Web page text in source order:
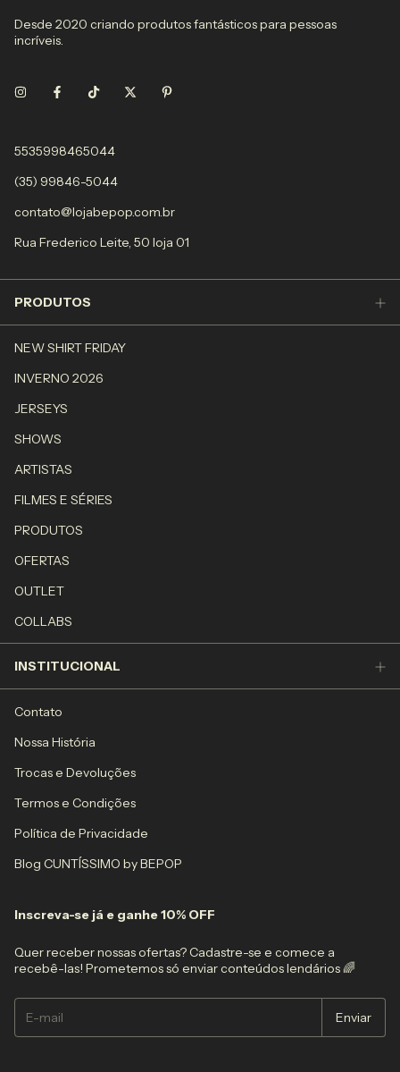
Desde 2020 criando produtos fantásticos para pessoas
incríveis.
5535998465044
(35) 99846-5044
contato@lojabepop.com.br
Rua Frederico Leite, 50 loja 01
PRODUTOS
NEW SHIRT FRIDAY
INVERNO 2026
JERSEYS
SHOWS
ARTISTAS
FILMES E SÉRIES
PRODUTOS
OFERTAS
OUTLET
COLLABS
INSTITUCIONAL
Contato
Nossa História
Trocas e Devoluções
Termos e Condições
Política de Privacidade
Blog CUNTÍSSIMO by BEPOP
Inscreva-se já e ganhe 10% OFF
Quer receber nossas ofertas? Cadastre-se e comece a
recebê-las! Prometemos só enviar conteúdos lendários 🌈